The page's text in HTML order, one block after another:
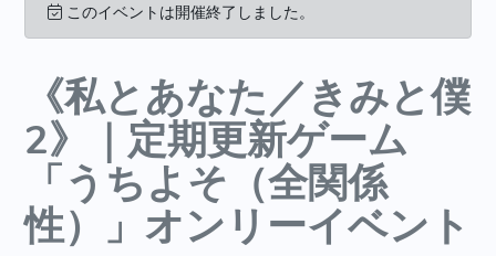
このイベントは開催終了しました。
《私とあなた／きみと僕
2》｜定期更新ゲーム
「うちよそ（全関係
性）」オンリーイベント